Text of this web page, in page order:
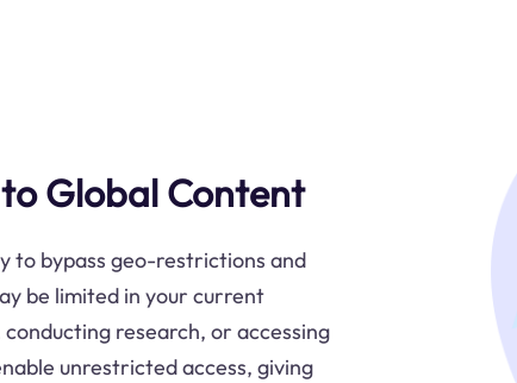
Global Content
to bypass geo-restrictions and
be limited in your current
research, or accessing
unrestricted access, giving